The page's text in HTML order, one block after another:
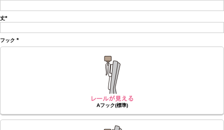
須)
丈
須)
フック
(必
Aフック(標準)